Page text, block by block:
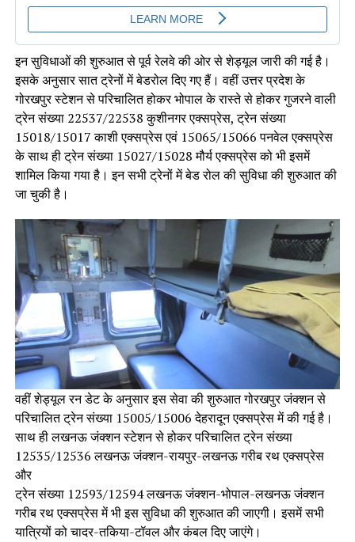
इन सुविधाओं की शुरुआत से पूर्व रेलवे की ओर से शेड्यूल जारी की गई है।
इसके अनुसार सात ट्रेनों में बेडरोल दिए गए हैं। वहीं उत्तर प्रदेश के
गोरखपुर स्टेशन से परिचालित होकर भोपाल के रास्ते से होकर गुजरने वाली
ट्रेन संख्या 22537/22538 कुशीनगर एक्सप्रेस, ट्रेन संख्या
15018/15017 काशी एक्सप्रेस एवं 15065/15066 पनवेल एक्सप्रेस
के साथ ही ट्रेन संख्या 15027/15028 मौर्य एक्सप्रेस को भी इसमें
शामिल किया गया है। इन सभी ट्रेनों में बेड रोल की सुविधा की शुरुआत की
जा चुकी है।
वहीं शेड्यूल रन डेट के अनुसार इस सेवा की शुरुआत गोरखपुर जंक्शन से
परिचालित ट्रेन संख्या 15005/15006 देहरादून एक्सप्रेस में की गई है।
साथ ही लखनऊ जंक्शन स्टेशन से होकर परिचालित ट्रेन संख्या
12535/12536 लखनऊ जंक्शन-रायपुर-लखनऊ गरीब रथ एक्सप्रेस
और
ट्रेन संख्या 12593/12594 लखनऊ जंक्शन-भोपाल-लखनऊ जंक्शन
गरीब रथ एक्सप्रेस में भी इस सुविधा की शुरुआत की जाएगी। इसमें सभी
यात्रियों को चादर-तकिया-टॉवल और कंबल दिए जाएंगे।